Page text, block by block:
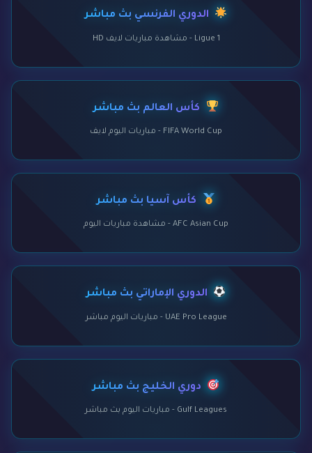
الدوري الفرنسي بث مباشر
Ligue 1 - مشاهدة مباريات لايف HD
كأس العالم بث مباشر
FIFA World Cup - مباريات اليوم لايف
كأس آسيا بث مباشر
AFC Asian Cup - مشاهدة مباريات اليوم
الدوري الإماراتي بث مباشر
UAE Pro League - مباريات اليوم مباشر
دوري الخليج بث مباشر
Gulf Leagues - مباريات اليوم بث مباشر